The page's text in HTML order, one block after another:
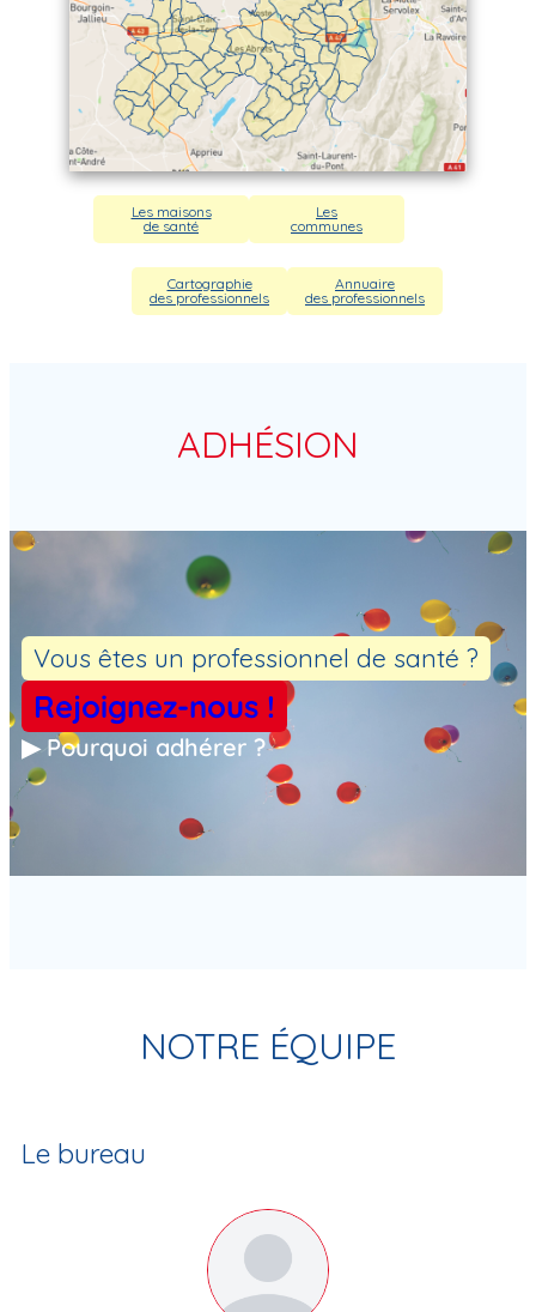
Les maisons
de santé
Les
communes
Cartographie
des professionnels
Annuaire
des professionnels
ADHÉSION
Vous êtes un professionnel de santé ?
Rejoignez-nous !
▶ Pourquoi adhérer ?
NOTRE ÉQUIPE
Le bureau